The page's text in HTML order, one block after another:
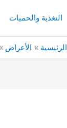
التغذية والحميات
الرئيسية الأعراض